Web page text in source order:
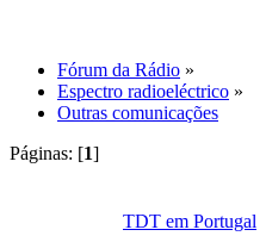
Fórum da Rádio »
Espectro radioeléctrico »
Outras comunicações
Páginas: [1]
TDT em Portugal